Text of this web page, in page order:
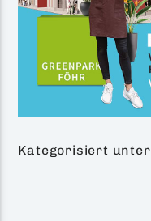
Kategorisiert unter